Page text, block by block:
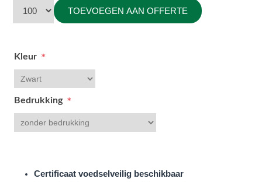
TOEVOEGEN AAN OFFERTE
Kleur *
Bedrukking *
Certificaat voedselveilig beschikbaar